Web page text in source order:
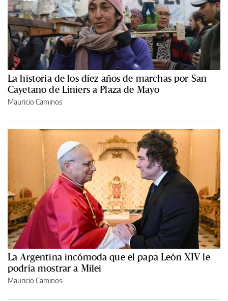
La historia de los diez años de marchas por San
Cayetano de Liniers a Plaza de Mayo
Mauricio Caminos
La Argentina incómoda que el papa León XIV le
podría mostrar a Milei
Mauricio Caminos